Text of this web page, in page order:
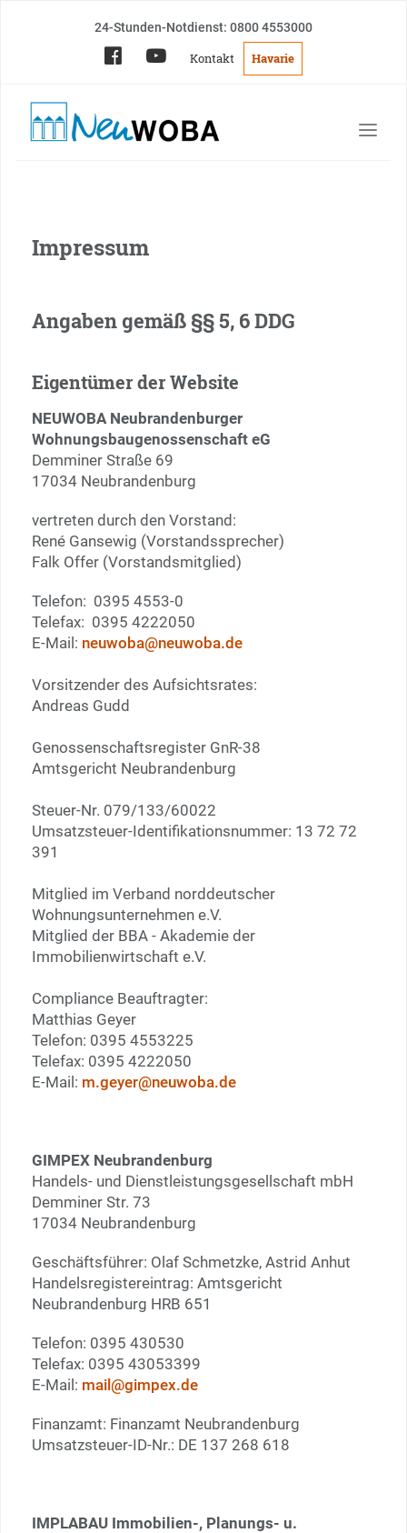
24-Stunden-Notdienst: 0800 4553000
Kontakt Havarie
Impressum
Angaben gemäß §§ 5, 6 DDG
Eigentümer der Website
NEUWOBA Neubrandenburger
Wohnungsbaugenossenschaft eG
Demminer Straße 69
17034 Neubrandenburg
vertreten durch den Vorstand:
René Gansewig (Vorstandssprecher)
Falk Offer (Vorstandsmitglied)
Telefon: 0395 4553-0
Telefax: 0395 4222050
E-Mail: neuwoba@neuwoba.de
Vorsitzender des Aufsichtsrates:
Andreas Gudd
Genossenschaftsregister GnR-38
Amtsgericht Neubrandenburg
Steuer-Nr. 079/133/60022
Umsatzsteuer-Identifikationsnummer: 13 72 72
391
Mitglied im Verband norddeutscher
Wohnungsunternehmen e.V.
Mitglied der BBA - Akademie der
Immobilienwirtschaft e.V.
Compliance Beauftragter:
Matthias Geyer
Telefon: 0395 4553225
Telefax: 0395 4222050
E-Mail: m.geyer@neuwoba.de
GIMPEX Neubrandenburg
Handels- und Dienstleistungsgesellschaft mbH
Demminer Str. 73
17034 Neubrandenburg
Geschäftsführer: Olaf Schmetzke, Astrid Anhut
Handelsregistereintrag: Amtsgericht
Neubrandenburg HRB 651
Telefon: 0395 430530
Telefax: 0395 43053399
E-Mail: mail@gimpex.de
Finanzamt: Finanzamt Neubrandenburg
Umsatzsteuer-ID-Nr.: DE 137 268 618
IMPLABAU Immobilien-, Planungs- u.